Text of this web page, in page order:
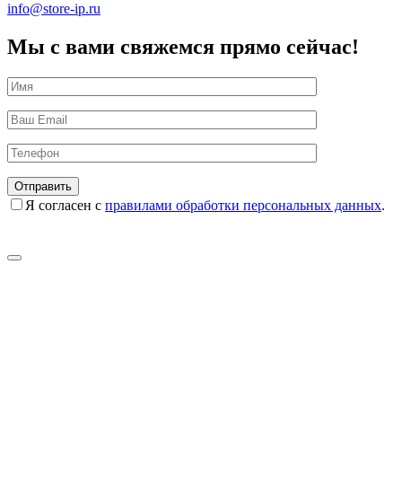
info@store-ip.ru
Мы с вами свяжемся прямо сейчас!
Я согласен с правилами обработки персональных данных.